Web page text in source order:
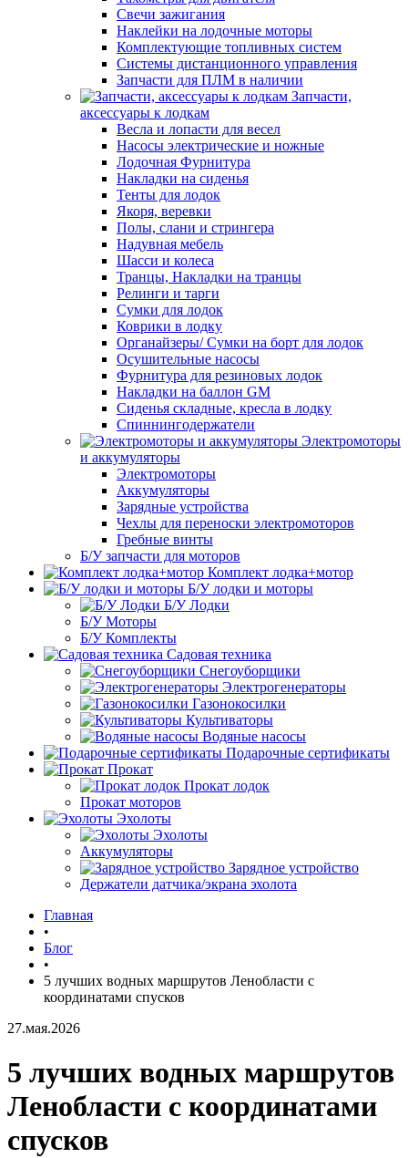
Свечи зажигания
Наклейки на лодочные моторы
Комплектующие топливных систем
Системы дистанционного управления
Запчасти для ПЛМ в наличии
Запчасти,
аксессуары к лодкам
Весла и лопасти для весел
Насосы электрические и ножные
Лодочная Фурнитура
Накладки на сиденья
Тенты для лодок
Якоря, веревки
Полы, слани и стрингера
Надувная мебель
Шасси и колеса
Транцы, Накладки на транцы
Релинги и тарги
Сумки для лодок
Коврики в лодку
Органайзеры/ Сумки на борт для лодок
Осушительные насосы
Фурнитура для резиновых лодок
Накладки на баллон GM
Сиденья складные, кресла в лодку
Спиннингодержатели
Электромоторы
и аккумуляторы
Электромоторы
Аккумуляторы
Зарядные устройства
Чехлы для переноски электромоторов
Гребные винты
Б/У запчасти для моторов
Комплект лодка+мотор
Б/У лодки и моторы
Б/У Лодки
Б/У Моторы
Б/У Комплекты
Садовая техника
Снегоуборщики
Электрогенераторы
Газонокосилки
Культиваторы
Водяные насосы
Подарочные сертификаты
Прокат
Прокат лодок
Прокат моторов
Эхолоты
Эхолоты
Аккумуляторы
Зарядное устройство
Держатели датчика/экрана эхолота
Главная
•
Блог
•
5 лучших водных маршрутов Ленобласти с
координатами спусков
27.мая.2026
5 лучших водных маршрутов
Ленобласти с координатами
спусков